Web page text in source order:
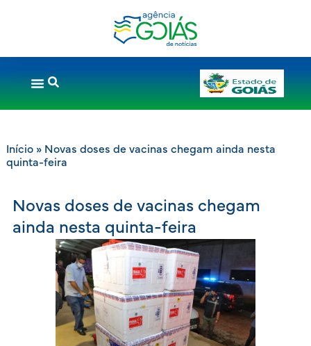
Início» Novas doses de vacinas chegam ainda nesta
quinta-feira
Novas doses de vacinas chegam
ainda nesta quinta-feira